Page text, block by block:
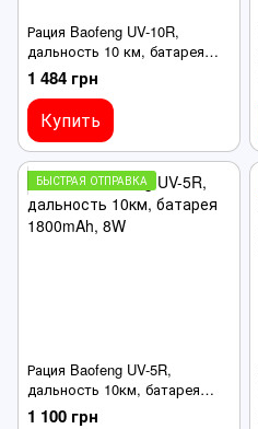
Рация Baofeng UV-10R,
дальность 10 км, батарея
2200mAh, 5W, черный
1 484 грн
Купить
БЫСТРАЯ ОТПРАВКА
Рация Baofeng UV-5R,
дальность 10км, батарея
1800mAh, 8W
1 100 грн